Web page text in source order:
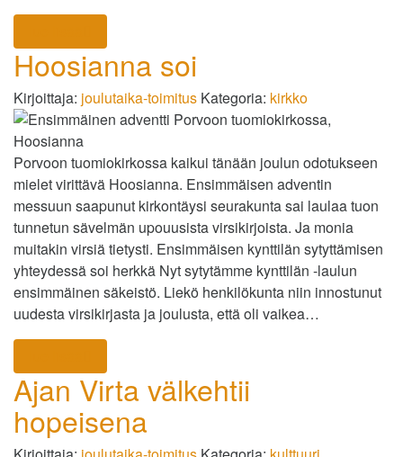
Hoosianna soi
Kirjoittaja: joulutaika-toimitus Kategoria: kirkko
Porvoon tuomiokirkossa kaikui tänään joulun odotukseen
mielet virittävä Hoosianna. Ensimmäisen adventin
messuun saapunut kirkontäysi seurakunta sai laulaa tuon
tunnetun sävelmän upouusista virsikirjoista. Ja monia
muitakin virsiä tietysti. Ensimmäisen kynttilän sytyttämisen
yhteydessä soi herkkä Nyt sytytämme kynttilän -laulun
ensimmäinen säkeistö. Liekö henkilökunta niin innostunut
uudesta virsikirjasta ja joulusta, että oli vaikea…
Ajan Virta välkehtii
hopeisena